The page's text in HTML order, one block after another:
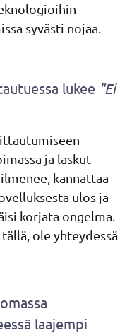
syvästi nojaa.
lukee "Ei
ja laskut
kannattaa
ulos ja
korjata ongelma.
ole yhteydessä
laajempi